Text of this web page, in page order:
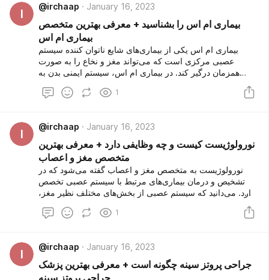
I
@irchaap January 16, 2023
بیماری ام اس را بشناسید + معرفی بهترین متخصص
بیماری ام اس
بیماری ام اس یکی از بیماری‌های شایع ناتوان کننده سیستم
عصبی مرکزی است که می‌تواند مغز و نخاع را به صورت
همزمان درگیر کند. در بیماری ام اس، سیستم ایمنی بدن به
رشته‌های عصبی حمله می‌کند که این امر باعث ایجاد مشکلات
میان مغز و سایر بخش‌های بدن می‌شود. عدم درمان ام اس
بیماری صحبت کنیم و در انتها بهترین دکتر ام اس را معرفی
کنیم.
1
I
@irchaap January 16, 2023
نورولوژیست کیست و چه وظایفی دارد + معرفی بهترین
متخصص مغز و اعصاب
نورولوژیست به متخصص مغز و اعصاب گفته می‌شود که در
تشخیص و درمان بیماری‌های مرتبط با سیستم عصبی تخصص
دارد. می‌دانید که سیستم عصبی از بخش‌های مختلف نظیر مغز،
اعصاب با استفاده از ابزارهای تشخیصی سعی می‌کند تا منشا
1
I
@irchaap January 16, 2023
جراحی پروتز سینه چگونه است + معرفی بهترین پزشک
جراحی پروتز سینه